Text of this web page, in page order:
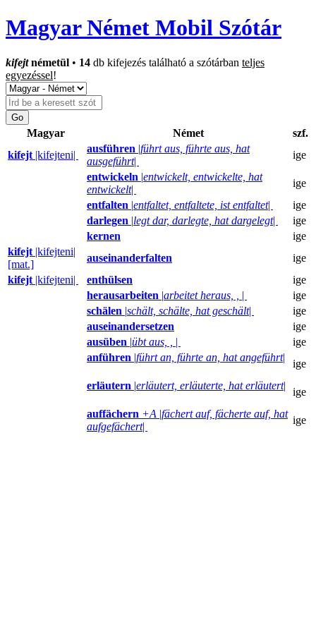
Magyar Német Mobil Szótár
kifejtnémetül • 14 db kifejezés található a szótárban teljes
egyezéssel!
Magyar Német
szf.
kifejt |kifejteni|
ausführen |führt aus, führte aus, hat
ausgeführt|
ige
entwickeln |entwickelt, entwickelte, hat
entwickelt|
ige
entfalten |entfaltet, entfaltete, ist entfaltet|
ige
darlegen |legt dar, darlegte, hat dargelegt|
ige
kernen
ige
kifejt |kifejteni|
[mat.]
auseinanderfalten
ige
kifejt |kifejteni| enthülsen
ige
herausarbeiten |arbeitet heraus, , |
ige
schälen |schält, schälte, hat geschält|
ige
auseinandersetzen
ige
ausüben |übt aus, , |
ige
anführen |führt an, führte an, hat angeführt|
ige
erläutern |erläutert, erläuterte, hat erläutert|
ige
auffächern +A |fächert auf, fächerte auf, hat
aufgefächert|
ige